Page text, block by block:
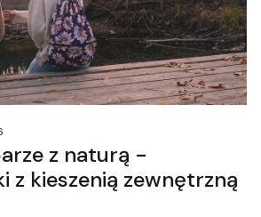
z naturą -
z kieszenią zewnętrzną